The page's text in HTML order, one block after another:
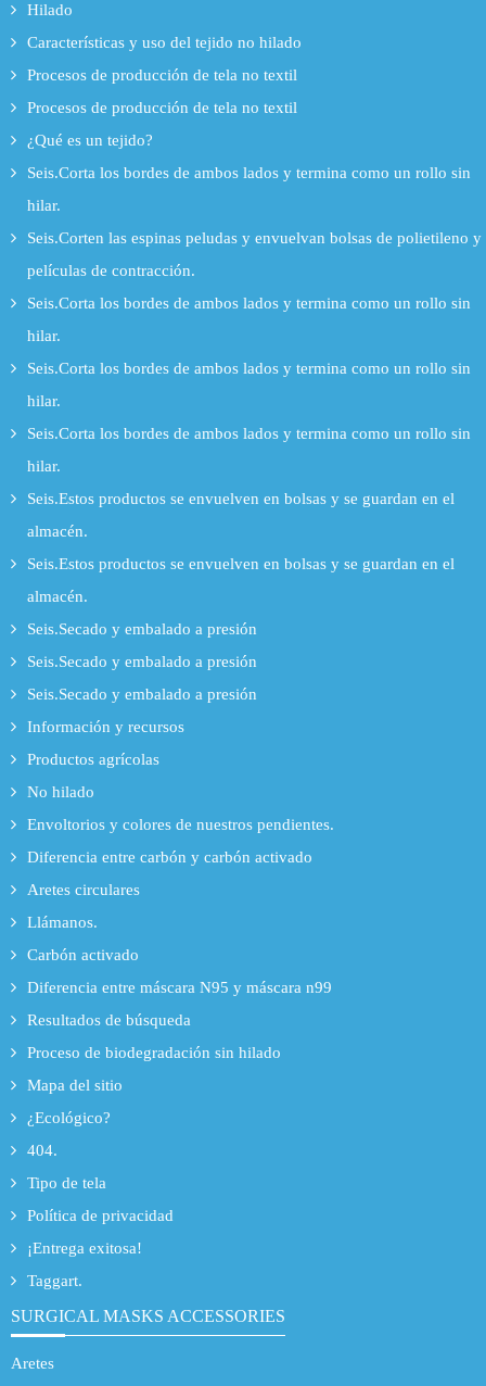
Hilado
Características y uso del tejido no hilado
Procesos de producción de tela no textil
Procesos de producción de tela no textil
¿Qué es un tejido?
Seis.Corta los bordes de ambos lados y termina como un rollo sin
hilar.
Seis.Corten las espinas peludas y envuelvan bolsas de polietileno y
películas de contracción.
Seis.Corta los bordes de ambos lados y termina como un rollo sin
hilar.
Seis.Corta los bordes de ambos lados y termina como un rollo sin
hilar.
Seis.Corta los bordes de ambos lados y termina como un rollo sin
hilar.
Seis.Estos productos se envuelven en bolsas y se guardan en el
almacén.
Seis.Estos productos se envuelven en bolsas y se guardan en el
almacén.
Seis.Secado y embalado a presión
Seis.Secado y embalado a presión
Seis.Secado y embalado a presión
Información y recursos
Productos agrícolas
No hilado
Envoltorios y colores de nuestros pendientes.
Diferencia entre carbón y carbón activado
Aretes circulares
Llámanos.
Carbón activado
Diferencia entre máscara N95 y máscara n99
Resultados de búsqueda
Proceso de biodegradación sin hilado
Mapa del sitio
¿Ecológico?
404.
Tipo de tela
Política de privacidad
¡Entrega exitosa!
Taggart.
SURGICAL MASKS ACCESSORIES
Aretes